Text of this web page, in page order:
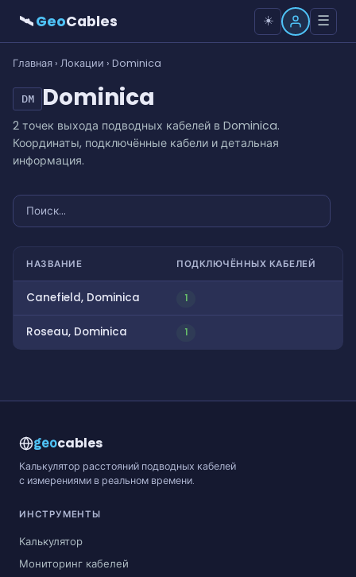
🛰GeoCables ☀️ ☰
Главная › Локации › Dominica
DM Dominica
2 точек выхода подводных кабелей в Dominica.
Координаты, подключённые кабели и детальная
информация.
НАЗВАНИЕ ПОДКЛЮЧЁННЫХ КАБЕЛЕЙ
Canefield, Dominica 1
Roseau, Dominica 1
geocables
Калькулятор расстояний подводных кабелей
с измерениями в реальном времени.
ИНСТРУМЕНТЫ
Калькулятор
Мониторинг кабелей